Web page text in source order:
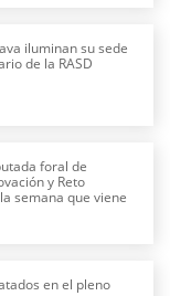
iluminan su sede
de la RASD
foral de
y Reto
semana que viene
en el pleno